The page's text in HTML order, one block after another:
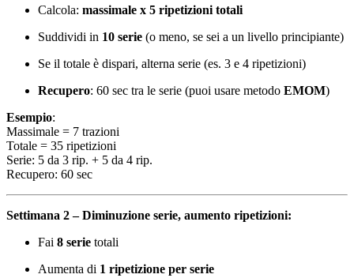
Calcola: massimale x 5 ripetizioni totali
Suddividi in 10 serie (o meno, se sei a un livello principiante)
Se il totale è dispari, alterna serie (es. 3 e 4 ripetizioni)
Recupero: 60 sec tra le serie (puoi usare metodo EMOM)
Esempio:
Massimale = 7 trazioni
Totale = 35 ripetizioni
Serie: 5 da 3 rip. + 5 da 4 rip.
Recupero: 60 sec
Settimana 2 – Diminuzione serie, aumento ripetizioni:
Fai 8 serie totali
Aumenta di 1 ripetizione per serie